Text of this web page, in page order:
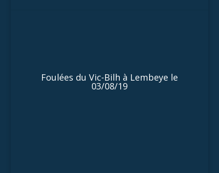
Foulées du Vic-Bilh à Lembeye le
03/08/19